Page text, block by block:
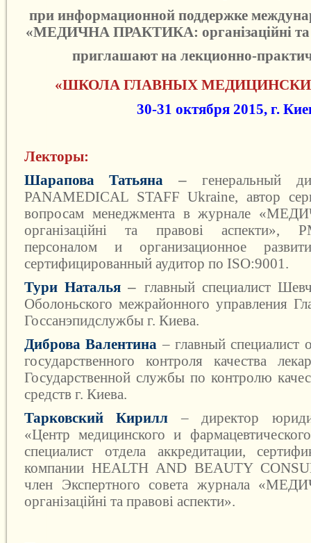
при информационной поддержке
«МЕДИЧНА ПРАКТИКА: організаційні та
приглашают на лекционно-
«ШКОЛА ГЛАВНЫХ
30-31 октября 2015, г.
Лекторы:
Шарапова Татьяна –генеральный
PANAMEDICAL STAFF Ukraine, автор
вопросам менеджмента в журнале
організаційні та правові аспекти»,
персоналом и организационное
сертифицированный аудитор по ISO:9001.
Тури Наталья– главный специалист
Оболоньского межрайонного управления
Госсанэпидслужбы г. Киева.
Диброва Валентина –главный специалист
государственного контроля качества
Государственной службы по контролю
средств г. Киева.
Тарковский Кирилл – директор
«Центр медицинского и
специалист отдела аккредитации,
компании НEALTH AND BEAUTY
член Экспертного совета журнала
організаційні та правові аспекти».